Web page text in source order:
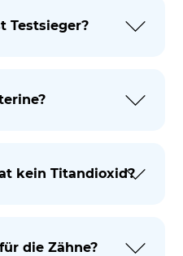
Testsieger?
kein Titandioxid?
die Zähne?